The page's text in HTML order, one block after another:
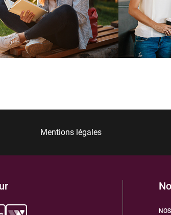
Mentions légales